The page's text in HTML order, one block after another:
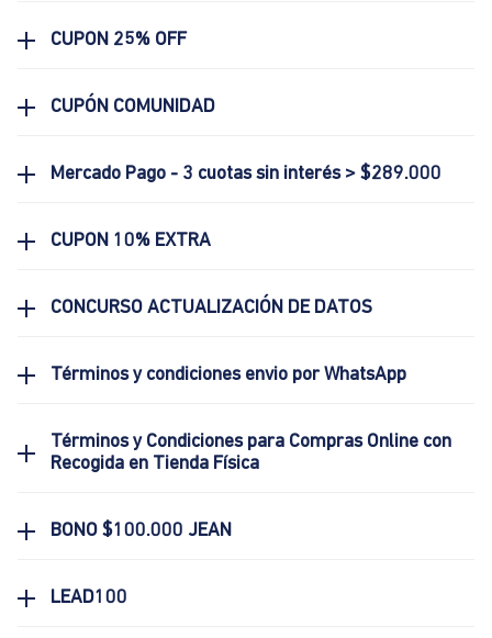
CUPON 25% OFF
CUPÓN COMUNIDAD
Mercado Pago - 3 cuotas sin interés > $289.000
CUPON 10% EXTRA
CONCURSO ACTUALIZACIÓN DE DATOS
Términos y condiciones envio por WhatsApp
Términos y Condiciones para Compras Online con
Recogida en Tienda Física
BONO $100.000 JEAN
LEAD100